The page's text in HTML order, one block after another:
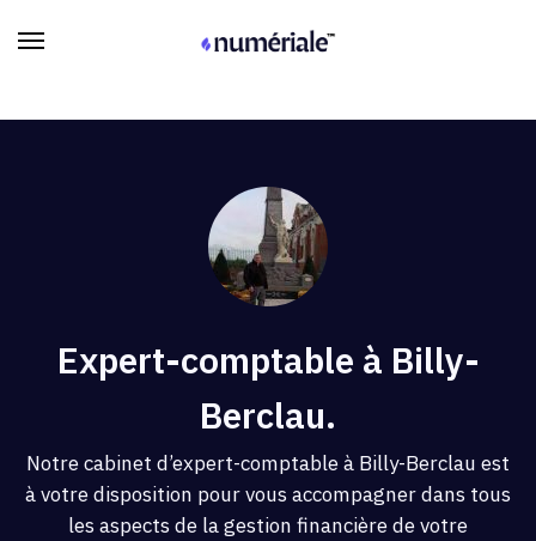
Expert-comptable à Billy-
Berclau.
Notre cabinet d’expert-comptable à Billy-Berclau est
à votre disposition pour vous accompagner dans tous
les aspects de la gestion financière de votre